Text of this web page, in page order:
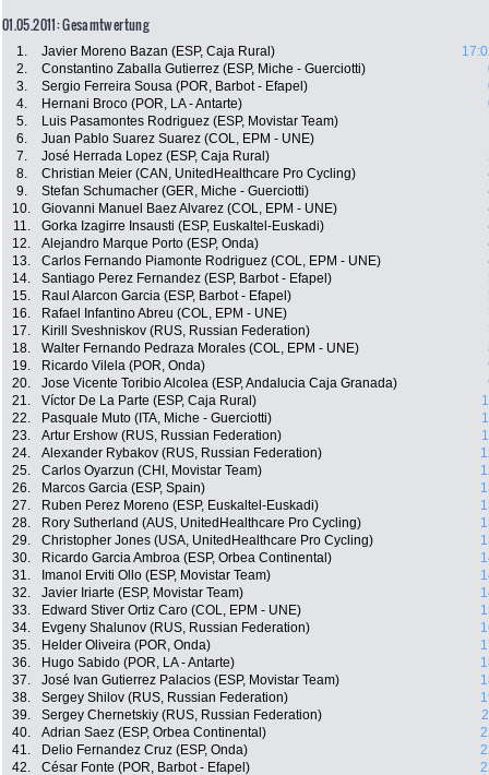
01.05.2011: Gesamtwertung
1. Javier Moreno Bazan (ESP, Caja Rural)
2.
Constantino Zaballa Gutierrez (ESP, Miche - Guerciotti)
3.
Sergio Ferreira Sousa (POR, Barbot - Efapel)
4.
Hernani Broco (POR, LA - Antarte)
5.
Luis Pasamontes Rodriguez (ESP, Movistar Team)
6.
Juan Pablo Suarez Suarez (COL, EPM - UNE)
7.
José Herrada Lopez (ESP, Caja Rural)
8.
Christian Meier (CAN, UnitedHealthcare Pro Cycling)
9.
Stefan Schumacher (GER, Miche - Guerciotti)
10.
Giovanni Manuel Baez Alvarez (COL, EPM - UNE)
11.
Gorka Izagirre Insausti (ESP, Euskaltel-Euskadi)
12.
Alejandro Marque Porto (ESP, Onda)
13.
Carlos Fernando Piamonte Rodriguez (COL, EPM - UNE)
14.
Santiago Perez Fernandez (ESP, Barbot - Efapel)
15.
Raul Alarcon Garcia (ESP, Barbot - Efapel)
16.
Rafael Infantino Abreu (COL, EPM - UNE)
17.
Kirill Sveshniskov (RUS, Russian Federation)
18.
Walter Fernando Pedraza Morales (COL, EPM - UNE)
19.
Ricardo Vilela (POR, Onda)
20.
Jose Vicente Toribio Alcolea (ESP, Andalucia Caja Granada)
21.
Víctor De La Parte (ESP, Caja Rural)
22.
Pasquale Muto (ITA, Miche - Guerciotti)
23.
Artur Ershow (RUS, Russian Federation)
24.
Alexander Rybakov (RUS, Russian Federation)
25.
Carlos Oyarzun (CHI, Movistar Team)
26.
Marcos Garcia (ESP, Spain)
27.
Ruben Perez Moreno (ESP, Euskaltel-Euskadi)
28.
Rory Sutherland (AUS, UnitedHealthcare Pro Cycling)
29.
Christopher Jones (USA, UnitedHealthcare Pro Cycling)
30.
Ricardo Garcia Ambroa (ESP, Orbea Continental)
31.
Imanol Erviti Ollo (ESP, Movistar Team)
32.
Javier Iriarte (ESP, Movistar Team)
33.
Edward Stiver Ortiz Caro (COL, EPM - UNE)
34.
Evgeny Shalunov (RUS, Russian Federation)
35.
Helder Oliveira (POR, Onda)
36.
Hugo Sabido (POR, LA - Antarte)
37.
José Ivan Gutierrez Palacios (ESP, Movistar Team)
38.
Sergey Shilov (RUS, Russian Federation)
39.
Sergey Chernetskiy (RUS, Russian Federation)
40.
Adrian Saez (ESP, Orbea Continental)
41.
Delio Fernandez Cruz (ESP, Onda)
42.
César Fonte (POR, Barbot - Efapel)